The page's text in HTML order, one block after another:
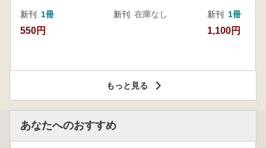
新刊 1冊
550円
新刊 在庫なし 新刊 1冊
1,100円
もっと見る
あなたへのおすすめ